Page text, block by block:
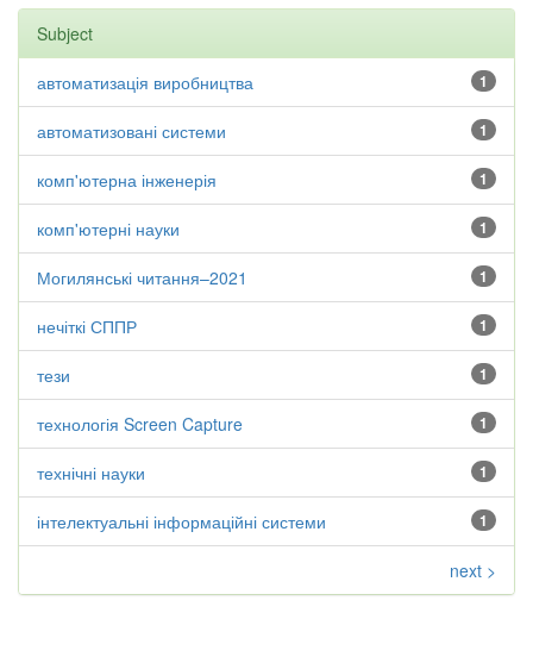
Subject
1
автоматизація виробництва
1
автоматизовані системи
1
комп'ютерна інженерія
1
комп'ютерні науки
1
Могилянські читання–2021
1
нечіткі СППР
1
тези
1
технологія Screen Capture
1
технічні науки
1
інтелектуальні інформаційні системи
next >